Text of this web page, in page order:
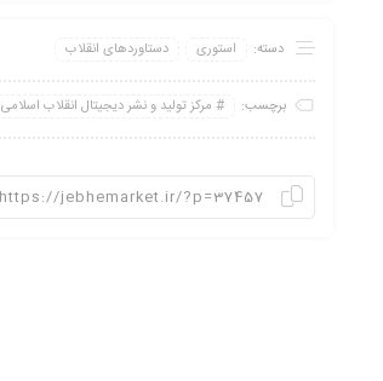
دسته: استوری دستاوردهای انقلاب
برچسب: مرکز تولید و نشر دیجیتال انقلاب اسلامی